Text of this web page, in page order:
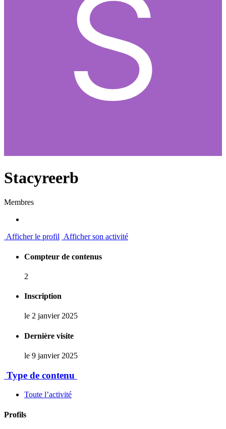
Stacyreerb
Membres
Afficher le profil Afficher son activité
Compteur de contenus
2
Inscription
le 2 janvier 2025
Dernière visite
le 9 janvier 2025
Type de contenu
Toute l’activité
Profils